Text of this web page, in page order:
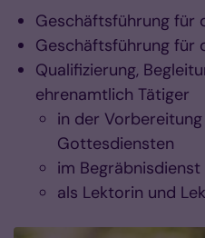
Geschäftsführung für
Geschäftsführung für
Qualifizierung,
ehrenamtlich Tätiger
in der
Gottesdiensten
im Begräbnisdienst
als Lektorin und